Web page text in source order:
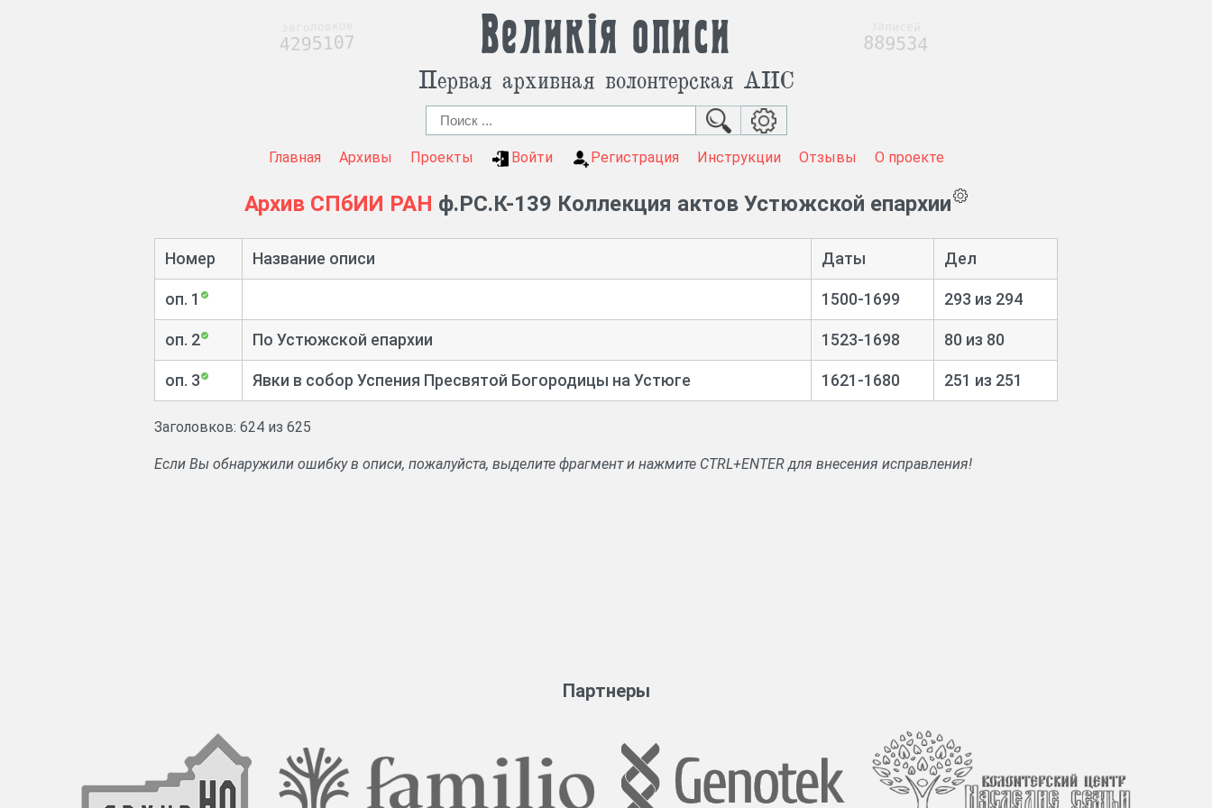
Великія описи
Первая архивная волонтерская АИС
Главная Архивы Проекты Войти Регистрация Инструкции Отзывы О проекте
Архив СПбИИ РАН ф.РС.К-139 Коллекция актов Устюжской епархии
Номер Название описи Даты Дел
оп. 1 1500-1699 293 из 294
оп. 2 По Устюжской епархии 1523-1698 80 из 80
оп. 3 Явки в собор Успения Пресвятой Богородицы на Устюге 1621-1680 251 из 251
Заголовков: 624 из 625
Если Вы обнаружили ошибку в описи, пожалуйста, выделите фрагмент и нажмите CTRL+ENTER для внесения исправления!
Партнеры
4295107 889534